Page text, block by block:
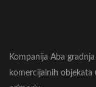
Kompanija Aba
komercijalnih objekata